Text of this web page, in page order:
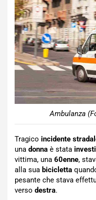
Ambulanza
Tragico incidente
una donna è stata
vittima, una 60enne,
alla sua bicicletta
pesante che stava
verso destra.